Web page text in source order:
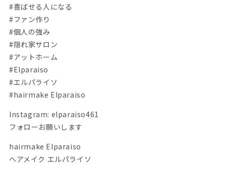
#喜ばせる人になる
#ファン作り
#個人の強み
#隠れ家サロン
#アットホーム
#Elparaiso
#エルパライソ
#hairmake Elparaiso
Instagram: elparaiso461
フォローお願いします
hairmake Elparaiso
ヘアメイク エルパライソ